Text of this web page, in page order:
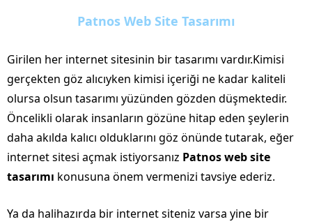
Patnos Web Site Tasarımı
Girilen her internet sitesinin bir tasarımı vardır.Kimisi
gerçekten göz alıcıyken kimisi içeriği ne kadar kaliteli
olursa olsun tasarımı yüzünden gözden düşmektedir.
Öncelikli olarak insanların gözüne hitap eden şeylerin
daha akılda kalıcı olduklarını göz önünde tutarak, eğer
internet sitesi açmak istiyorsanız Patnos web site
tasarımı konusuna önem vermenizi tavsiye ederiz.
Ya da halihazırda bir internet siteniz varsa yine bir